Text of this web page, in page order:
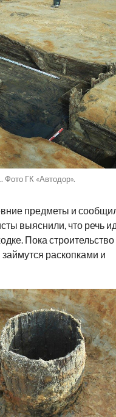
Фото ГК «Автодор».
предметы и
выяснили, что речь
Пока строительство
раскопками и